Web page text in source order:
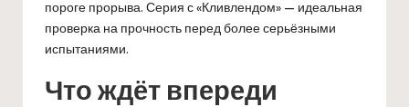
пороге прорыва. Серия с «Кливлендом» — идеальная
проверка на прочность перед более серьёзными
испытаниями.
Что ждёт впереди